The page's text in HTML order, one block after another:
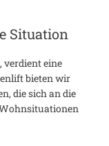
Situation
eine
bieten wir
die sich an die